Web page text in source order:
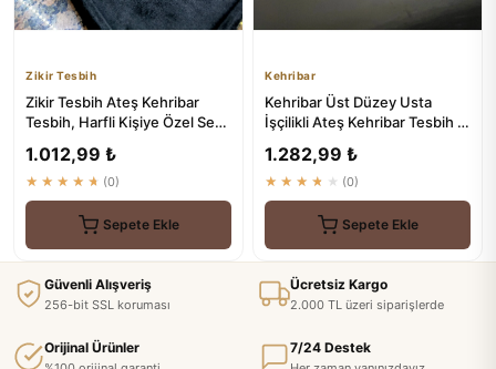
Zikir Tesbih
Zikir Tesbih Ateş Kehribar
Tesbih, Harfli Kişiye Özel Seri,
1.012,99 ₺
★★★★★ (0)
Sepete Ekle
Kehribar
Kehribar Üst Düzey Usta
İşçilikli Ateş Kehribar Tesbih -
1.282,99 ₺
★★★★★ (0)
Sepete Ekle
Güvenli Alışveriş
256-bit SSL koruması
Ücretsiz Kargo
2.000 TL üzeri siparişlerde
Orijinal Ürünler 7/24 Destek